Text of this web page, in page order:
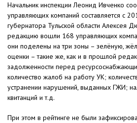
Начальник инспекции Леонид Ивченко
управляющих компаний составляется с
губернатора Тульской области Алексея
редакцию вошли 168 управляющих
они поделены на три зоны – зелёную,
оценки – такие же, как и в прошлой
задолженности перед
количество жалоб на работу УК;
устранении нарушений, выданных ГЖИ;
квитанций и т.д.
При этом в рейтинге не были